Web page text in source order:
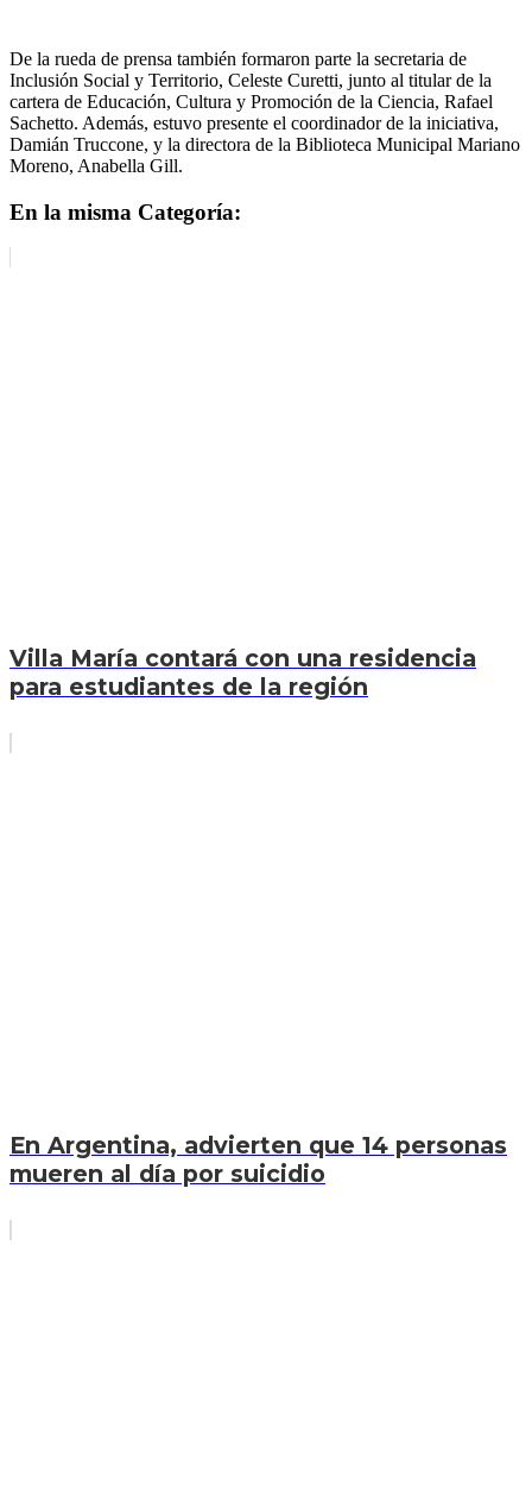
De la rueda de prensa también formaron parte la secretaria de
Inclusión Social y Territorio, Celeste Curetti, junto al titular de la
cartera de Educación, Cultura y Promoción de la Ciencia, Rafael
Sachetto. Además, estuvo presente el coordinador de la iniciativa,
Damián Truccone, y la directora de la Biblioteca Municipal Mariano
Moreno, Anabella Gill.
En la misma Categoría:
Villa María contará con una residencia
para estudiantes de la región
En Argentina, advierten que 14 personas
mueren al día por suicidio